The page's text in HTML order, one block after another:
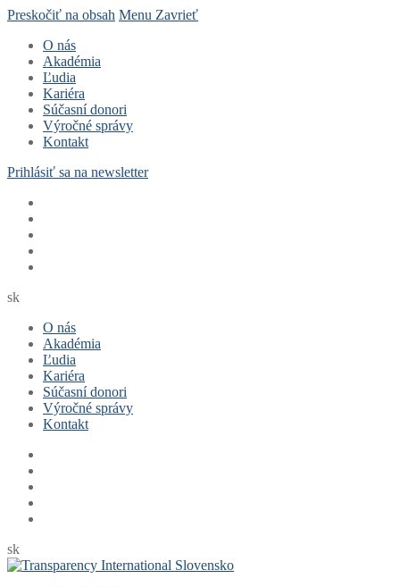
Preskočiť na obsah Menu Zavrieť
O nás
Akadémia
Ľudia
Kariéra
Súčasní donori
Výročné správy
Kontakt
Prihlásiť sa na newsletter
sk
O nás
Akadémia
Ľudia
Kariéra
Súčasní donori
Výročné správy
Kontakt
sk